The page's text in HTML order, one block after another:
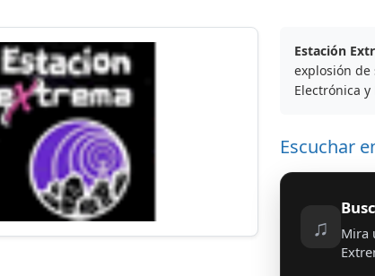
Estación
explosión
Electrónica y
Escuchar
♫
Mira